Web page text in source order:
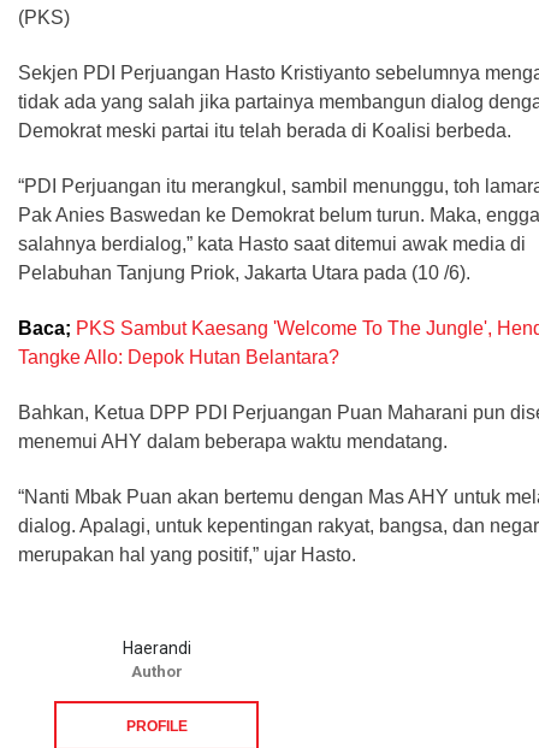
(PKS)
Sekjen PDI Perjuangan Hasto Kristiyanto sebelumnya
tidak ada yang salah jika partainya membangun dialog
Demokrat meski partai itu telah berada di Koalisi berbeda.
“PDI Perjuangan itu merangkul, sambil menunggu, toh
Pak Anies Baswedan ke Demokrat belum turun. Maka,
salahnya berdialog,” kata Hasto saat ditemui awak media di
Pelabuhan Tanjung Priok, Jakarta Utara pada (10 /6).
Baca; PKS Sambut Kaesang 'Welcome To The Jungle',
Tangke Allo: Depok Hutan Belantara?
Bahkan, Ketua DPP PDI Perjuangan Puan Maharani pun
menemui AHY dalam beberapa waktu mendatang.
“Nanti Mbak Puan akan bertemu dengan Mas AHY untuk
dialog. Apalagi, untuk kepentingan rakyat, bangsa, dan
merupakan hal yang positif,” ujar Hasto.
Haerandi
Author
PROFILE